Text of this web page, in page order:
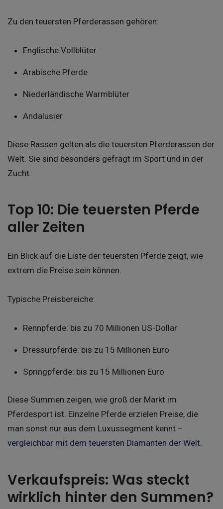
Zu den teuersten Pferderassen gehören:
Englische Vollblüter
Arabische Pferde
Niederländische Warmblüter
Andalusier
Diese Rassen gelten als die teuersten Pferderassen der
Welt. Sie sind besonders gefragt im Sport und in der
Zucht.
Top 10: Die teuersten Pferde
aller Zeiten
Ein Blick auf die Liste der teuersten Pferde zeigt, wie
extrem die Preise sein können.
Typische Preisbereiche:
Rennpferde: bis zu 70 Millionen US-Dollar
Dressurpferde: bis zu 15 Millionen Euro
Springpferde: bis zu 15 Millionen Euro
Diese Summen zeigen, wie groß der Markt im
Pferdesport ist. Einzelne Pferde erzielen Preise, die
man sonst nur aus dem Luxussegment kennt –
vergleichbar mit dem teuersten Diamanten der Welt.
Verkaufspreis: Was steckt
wirklich hinter den Summen?